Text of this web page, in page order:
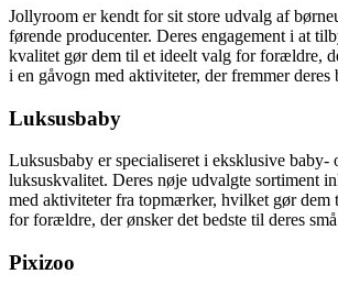
Jollyroom er kendt for sit store udvalg af
førende producenter. Deres engagement i at
kvalitet gør dem til et ideelt valg for forældre,
i en gåvogn med aktiviteter, der fremmer
Luksusbaby
Luksusbaby er specialiseret i eksklusive baby-
luksuskvalitet. Deres nøje udvalgte sortiment
med aktiviteter fra topmærker, hvilket gør dem
for forældre, der ønsker det bedste til deres
Pixizoo